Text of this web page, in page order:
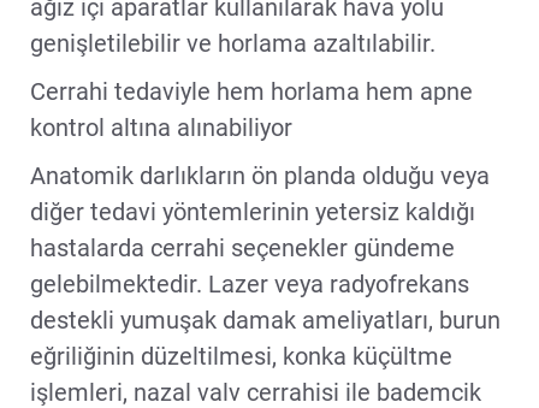
ağız içi aparatlar kullanılarak hava yolu
genişletilebilir ve horlama azaltılabilir.
Cerrahi tedaviyle hem horlama hem apne
kontrol altına alınabiliyor
Anatomik darlıkların ön planda olduğu veya
diğer tedavi yöntemlerinin yetersiz kaldığı
hastalarda cerrahi seçenekler gündeme
gelebilmektedir. Lazer veya radyofrekans
destekli yumuşak damak ameliyatları, burun
eğriliğinin düzeltilmesi, konka küçültme
işlemleri, nazal valv cerrahisi ile bademcik